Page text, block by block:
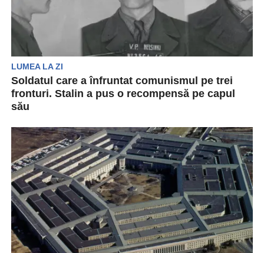
LUMEA LA ZI
Soldatul care a înfruntat comunismul pe trei
fronturi. Stalin a pus o recompensă pe capul
său
Istmului Karelian , acesta a servit...